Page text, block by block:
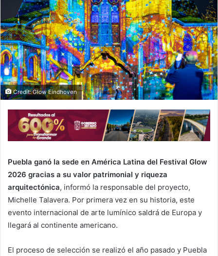
Credit: Glow Eindhoven
Puebla ganó la sede en América Latina del Festival Glow
2026 gracias a su valor patrimonial y riqueza
arquitectónica, informó la responsable del proyecto,
Michelle Talavera. Por primera vez en su historia, este
evento internacional de arte lumínico saldrá de Europa y
llegará al continente americano.
El proceso de selección se realizó el año pasado y Puebla